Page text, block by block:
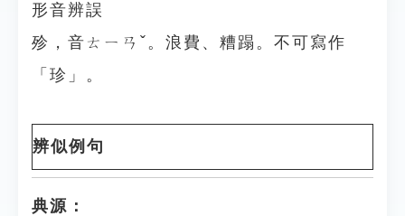
形音辨誤
殄，音ㄊㄧㄢˇ。浪費、糟蹋。不可寫作
「珍」。
辨似例句
典源：